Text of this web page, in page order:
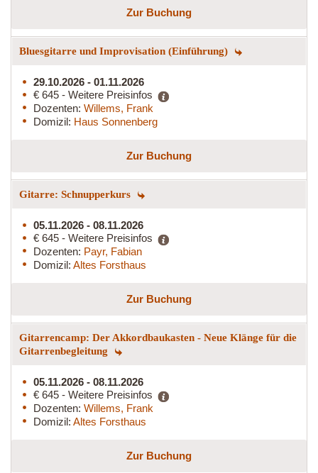
Zur Buchung
Bluesgitarre und Improvisation (Einführung)
29.10.2026 - 01.11.2026
€ 645 - Weitere Preisinfos
Dozenten: Willems, Frank
Domizil: Haus Sonnenberg
Zur Buchung
Gitarre: Schnupperkurs
05.11.2026 - 08.11.2026
€ 645 - Weitere Preisinfos
Dozenten: Payr, Fabian
Domizil: Altes Forsthaus
Zur Buchung
Gitarrencamp: Der Akkordbaukasten - Neue Klänge für die
Gitarrenbegleitung
05.11.2026 - 08.11.2026
€ 645 - Weitere Preisinfos
Dozenten: Willems, Frank
Domizil: Altes Forsthaus
Zur Buchung